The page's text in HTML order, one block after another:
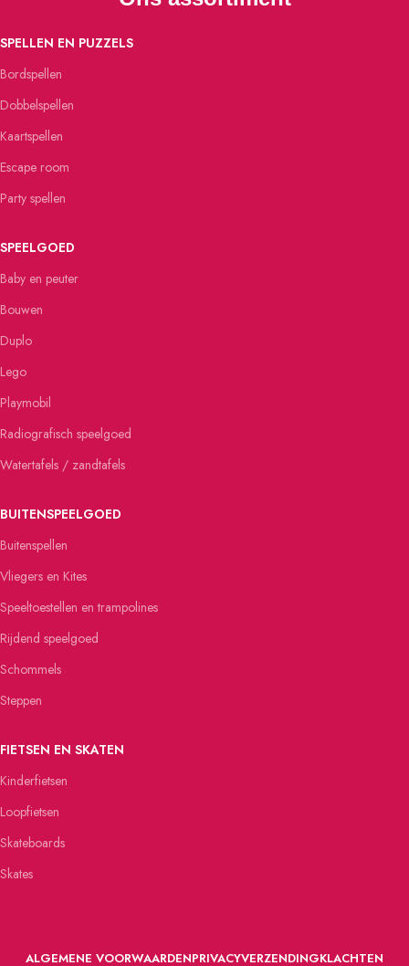
SPELLEN EN PUZZELS
Bordspellen
Dobbelspellen
Kaartspellen
Escape room
Party spellen
SPEELGOED
Baby en peuter
Bouwen
Duplo
Lego
Playmobil
Radiografisch speelgoed
Watertafels / zandtafels
BUITENSPEELGOED
Buitenspellen
Vliegers en Kites
Speeltoestellen en trampolines
Rijdend speelgoed
Schommels
Steppen
FIETSEN EN SKATEN
Kinderfietsen
Loopfietsen
Skateboards
Skates
ALGEMENE VOORWAARDENPRIVACYVERZENDINGKLACHTEN